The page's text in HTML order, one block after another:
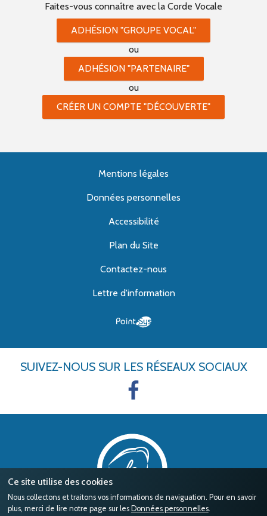
Ce site utilise des cookies
Nous collectons et traitons vos informations de naviguation. Pour en savoir
plus, merci de lire notre page sur les Données personnelles.
Faites-vous connaître avec la Corde Vocale
ADHÉSION "GROUPE VOCAL"
ou
ADHÉSION "PARTENAIRE"
ou
CRÉER UN COMPTE "DÉCOUVERTE"
Mentions légales
Données personnelles
Accessibilité
Plan du Site
Contactez-nous
Lettre d'information
SUIVEZ-NOUS SUR LES RÉSEAUX SOCIAUX